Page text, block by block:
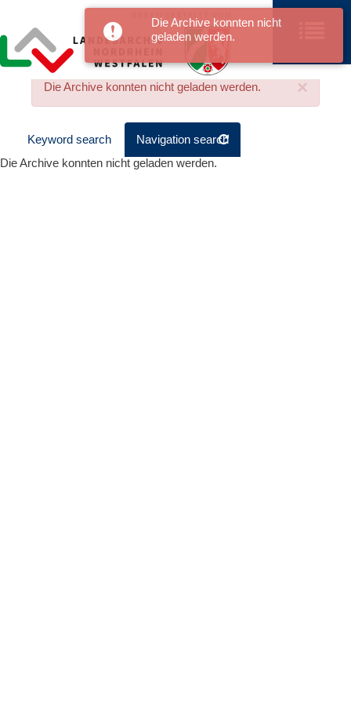
Die Archive konnten nicht
geladen werden.
Die Archive konnten nicht geladen werden. ×
Keyword search
Navigation search
Die Archive konnten nicht geladen werden.